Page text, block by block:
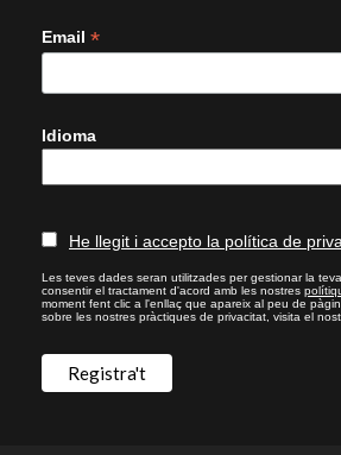
Email *
Idioma
He llegit i accepto la política de
Les teves dades seran utilitzades per gestionar la
consentir el tractament d'acord amb les nostres
moment fent clic a l'enllaç que apareix al peu de
sobre les nostres pràctiques de privacitat, visita el